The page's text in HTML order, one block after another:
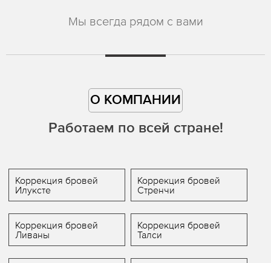
Мы всегда рядом с вами
О КОМПАНИИ
Работаем по всей стране!
Коррекция бровей
Илуксте
Коррекция бровей
Стренчи
Коррекция бровей
Ливаны
Коррекция бровей
Талси